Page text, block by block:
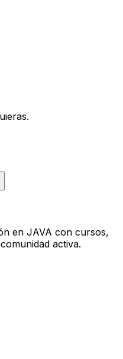
en JAVA con cursos,
activa.